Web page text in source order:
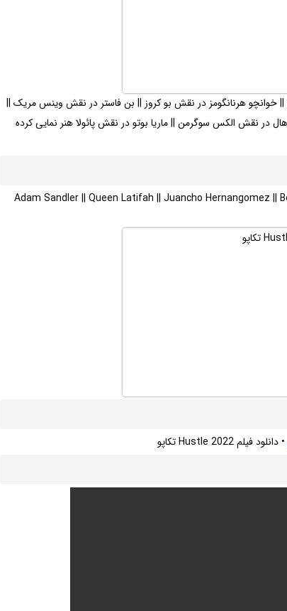
خوانچو هرنانگومز در نقش بو کروز || بن فاستر در نقش وینس مریک ||
نقش الکس سوگرمن || ماریا بوتو در نقش پائولا هنر نمایی کرده
Adam Sandler || Queen Latifah || Juancho Hernangomez ||
•دانلود فیلم Hustle 2022 تکاپو